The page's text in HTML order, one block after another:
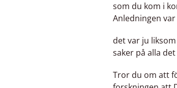
som du kom i
Anledningen
det var ju
saker på alla
Tror du om att